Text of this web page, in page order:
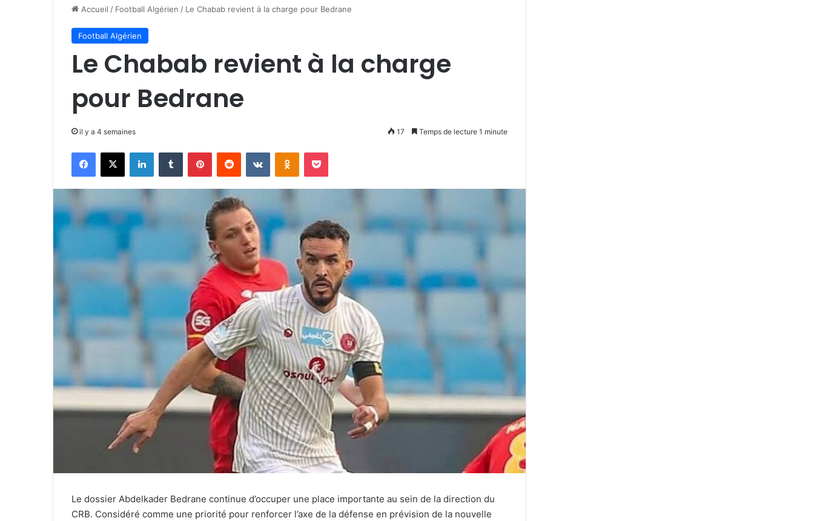
Accueil / Football Algérien / Le Chabab revient à la charge pour Bedrane
Football Algérien
Le Chabab revient à la charge
pour Bedrane
il y a 4 semaines 17 Temps de lecture 1 minute
Facebook
X LinkedinTumblr PinterestReddit VKontakteOdnoklassniki
Pocket
Le dossier Abdelkader Bedrane continue d’occuper une place importante au sein de la direction du
CRB. Considéré comme une priorité pour renforcer l’axe de la défense en prévision de la nouvelle